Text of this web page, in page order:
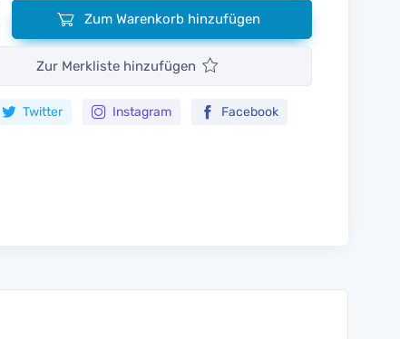
Zum Warenkorb hinzufügen
Zur Merkliste hinzufügen
Twitter Instagram Facebook